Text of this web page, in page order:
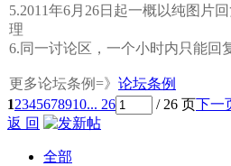
5.2011年6月26日起一概以纯图片
理
6.同一讨论区，一个小时内只能回
更多论坛条例=》 论坛条例
12345678910... 26 / 26 页下一
返 回
全部